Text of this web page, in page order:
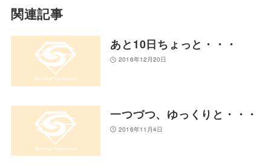
関連記事
あと10日ちょっと・・・
2016年12月20日
一つづつ、ゆっくりと・・・
2016年11月4日